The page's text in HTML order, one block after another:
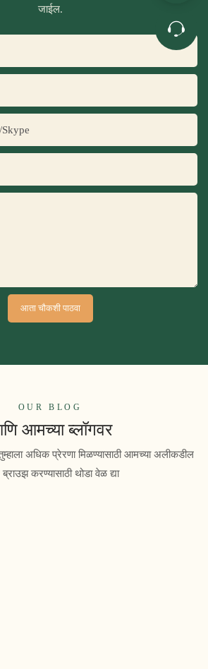
जाईल.
आता चौकशी पाठवा
OUR BLOG
आमच्या ब्लॉगवर
अधिक प्रेरणा मिळण्यासाठी आमच्या अलीकडील
करण्यासाठी थोडा वेळ द्या